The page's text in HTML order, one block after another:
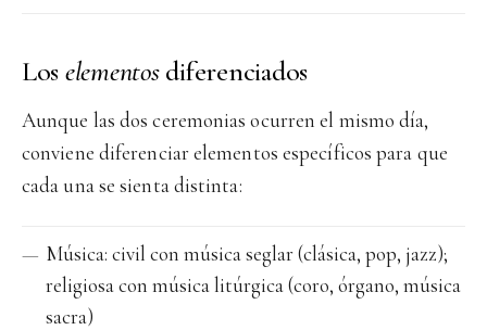
Los elementosdiferenciados
Aunque las dos ceremonias ocurren el mismo día,
conviene diferenciar elementos específicos para que
cada una se sienta distinta:
Música: civil con música seglar (clásica, pop, jazz);
religiosa con música litúrgica (coro, órgano, música
sacra)